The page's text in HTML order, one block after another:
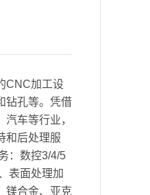
CNC加工设
钻孔等。凭借
车等行业，
和后处理服
：数控3/4/5
表面处理加
镁合金、亚克